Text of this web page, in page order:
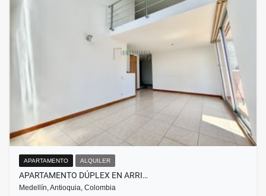
APARTAMENTO ALQUILER
APARTAMENTO DÚPLEX EN ARRI…
Medellín, Antioquia, Colombia